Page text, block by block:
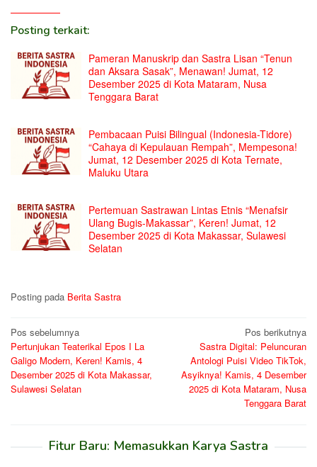
Posting terkait:
Pameran Manuskrip dan Sastra Lisan “Tenun
dan Aksara Sasak”, Menawan! Jumat, 12
Desember 2025 di Kota Mataram, Nusa
Tenggara Barat
Pembacaan Puisi Bilingual (Indonesia-Tidore)
“Cahaya di Kepulauan Rempah”, Mempesona!
Jumat, 12 Desember 2025 di Kota Ternate,
Maluku Utara
Pertemuan Sastrawan Lintas Etnis “Menafsir
Ulang Bugis-Makassar”, Keren! Jumat, 12
Desember 2025 di Kota Makassar, Sulawesi
Selatan
Posting pada Berita Sastra
Navigasi
pos
Pos sebelumnya
Pertunjukan Teaterikal Epos I La
Galigo Modern, Keren! Kamis, 4
Desember 2025 di Kota Makassar,
Sulawesi Selatan
Pos berikutnya
Sastra Digital: Peluncuran
Antologi Puisi Video TikTok,
Asyiknya! Kamis, 4 Desember
2025 di Kota Mataram, Nusa
Tenggara Barat
Fitur Baru: Memasukkan Karya Sastra